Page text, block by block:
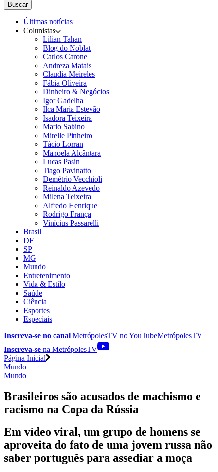
Buscar
Últimas notícias
Colunistas
Lilian Tahan
Blog do Noblat
Carlos Carone
Andreza Matais
Claudia Meireles
Fábia Oliveira
Dinheiro & Negócios
Igor Gadelha
Ilca Maria Estevão
Isadora Teixeira
Mario Sabino
Mirelle Pinheiro
Tácio Lorran
Manoela Alcântara
Lucas Pasin
Tiago Pavinatto
Demétrio Vecchioli
Reinaldo Azevedo
Milena Teixeira
Alfredo Henrique
Rodrigo França
Vinícius Passarelli
Brasil
DF
SP
MG
Mundo
Entretenimento
Vida & Estilo
Saúde
Ciência
Esportes
Especiais
Inscreva-se no canal MetrópolesTV noYouTubeMetrópolesTV
Inscreva-se na MetrópolesTV
Página Inicial
Mundo
Mundo
Brasileiros são acusados de machismo e
racismo na Copa da Rússia
Em vídeo viral, um grupo de homens se
aproveita do fato de uma jovem russa não
saber português para assediar a moça